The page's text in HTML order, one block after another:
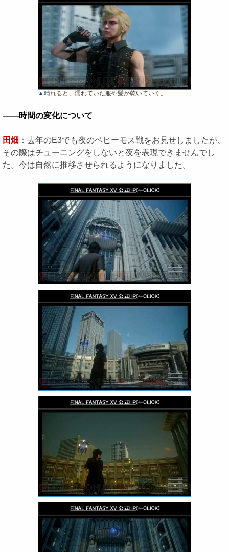
▲晴れると、濡れていた服や髪が乾いていく。
――時間の変化について
田畑 ：去年のE3でも夜のベヒーモス戦をお見せしましたが、
その際はチューニングをしないと夜を表現できませんでし
た。今は自然に推移させられるようになりました。